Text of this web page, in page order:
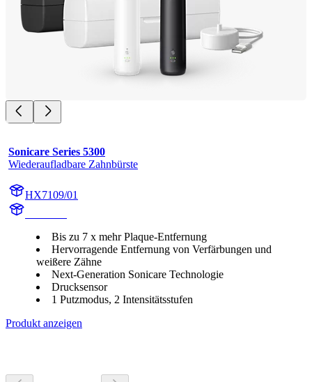
Sonicare Series 5300
Wiederaufladbare Zahnbürste
HX7109/01
Bis zu 7 x mehr Plaque-Entfernung
Hervorragende Entfernung von Verfärbungen und
weißere Zähne
Next-Generation Sonicare Technologie
Drucksensor
1 Putzmodus, 2 Intensitätsstufen
Produkt anzeigen